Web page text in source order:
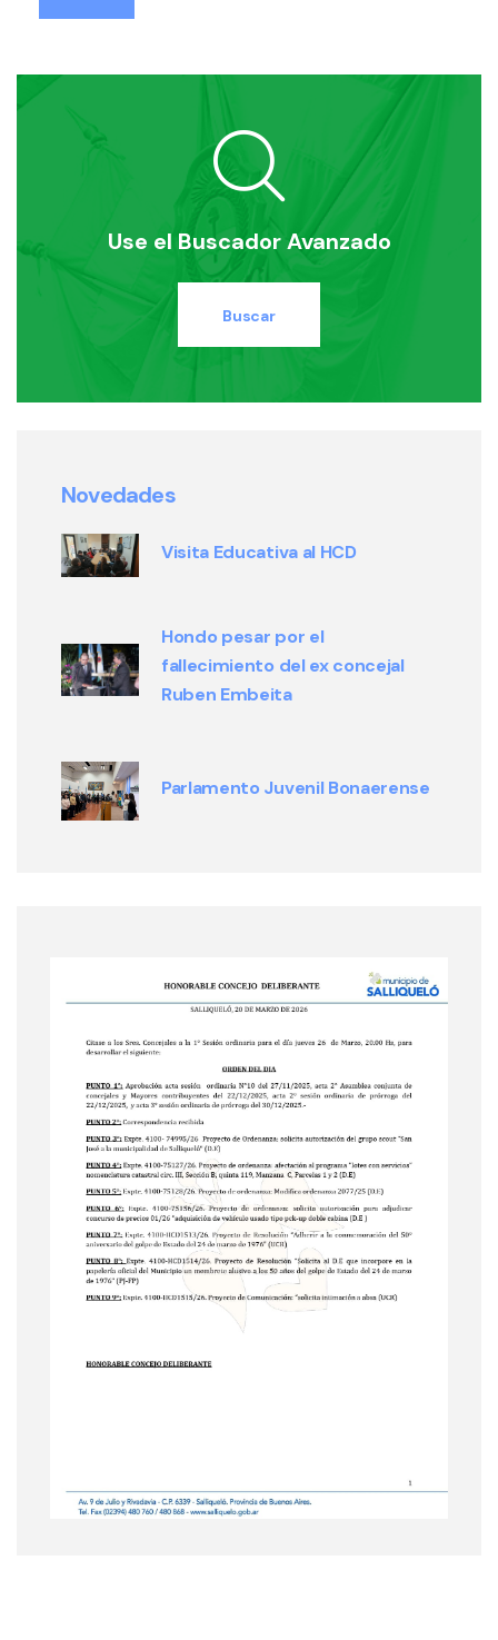
Use el Buscador Avanzado
Buscar
Novedades
Visita Educativa al HCD
Hondo pesar por el
fallecimiento del ex concejal
Ruben Embeita
Parlamento Juvenil Bonaerense